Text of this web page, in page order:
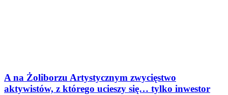
A na Żoliborzu Artystycznym zwycięstwo
aktywistów, z którego ucieszy się… tylko inwestor